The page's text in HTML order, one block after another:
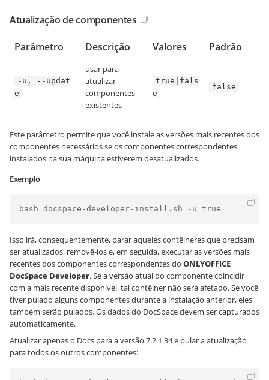
Atualização de componentes
Parâmetro Descrição Valores Padrão
-u, --updat
e
usar para
atualizar
componentes
existentes
true|fals
e
false
Este parâmetro permite que você instale as versões mais recentes dos
componentes necessários se os componentes correspondentes
instalados na sua máquina estiverem desatualizados.
Exemplo
bash docspace-developer-install.sh -u true
Isso irá, consequentemente, parar aqueles contêineres que precisam
ser atualizados, removê-los e, em seguida, executar as versões mais
recentes dos componentes correspondentes do ONLYOFFICE
DocSpace Developer. Se a versão atual do componente coincidir
com a mais recente disponível, tal contêiner não será afetado. Se você
tiver pulado alguns componentes durante a instalação anterior, eles
também serão pulados. Os dados do DocSpace devem ser capturados
automaticamente.
Atualizar apenas o Docs para a versão 7.2.1.34 e pular a atualização
para todos os outros componentes: